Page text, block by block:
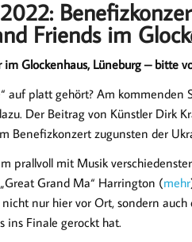
Friends im
Glockenhaus, Lüneburg – bitte
auf platt gehört? Am kommenden
Der Beitrag von Künstler Dirk
Benefizkonzert zugunsten der
prallvoll mit Musik
Grand Ma“ Harrington (mehr
nur hier vor Ort, sondern
ins Finale gerockt hat.